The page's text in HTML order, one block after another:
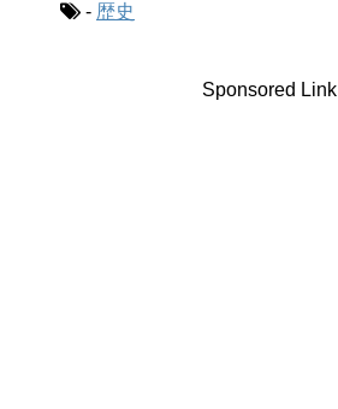
- 歴史
Sponsored Link